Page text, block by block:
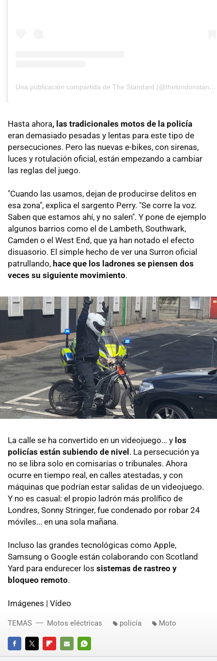
Una publicación compartida de The Standard (@thelondonstandard)
Hasta ahora, las tradicionales motos de la policía
eran demasiado pesadas y lentas para este tipo de
persecuciones. Pero las nuevas e-bikes, con sirenas,
luces y rotulación oficial, están empezando a cambiar
las reglas del juego.
"Cuando las usamos, dejan de producirse delitos en
esa zona", explica el sargento Perry. "Se corre la voz.
Saben que estamos ahí, y no salen". Y pone de ejemplo
algunos barrios como el de Lambeth, Southwark,
Camden o el West End, que ya han notado el efecto
disuasorio. El simple hecho de ver una Surron oficial
patrullando, hace que los ladrones se piensen dos
veces su siguiente movimiento.
La calle se ha convertido en un videojuego... y los
policías están subiendo de nivel. La persecución ya
no se libra solo en comisarías o tribunales. Ahora
ocurre en tiempo real, en calles atestadas, y con
máquinas que podrían estar salidas de un videojuego.
Y no es casual: el propio ladrón más prolífico de
Londres, Sonny Stringer, fue condenado por robar 24
móviles... en una sola mañana.
Incluso las grandes tecnológicas como Apple,
Samsung o Google están colaborando con Scotland
Yard para endurecer los sistemas de rastreo y
bloqueo remoto.
Imágenes | Vídeo
FACEBOOKTWITTERFLIPBOARD
E-
WHATSAPP
TEMAS Motos eléctricas policía Moto